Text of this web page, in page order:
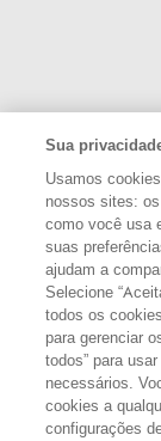
Sua
Usamos
nossos sites:
como você usa
suas
ajudam a
Selecione
todos os
para gerenciar
todos” para
necessários.
cookies a
configurações